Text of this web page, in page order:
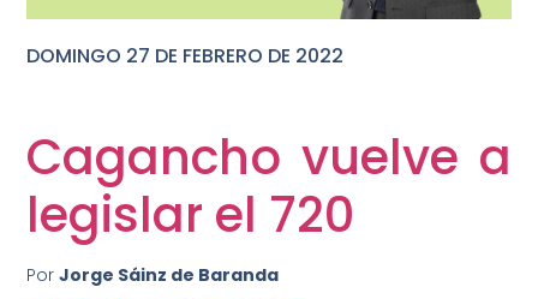
DOMINGO 27 DE FEBRERO DE 2022
Cagancho vuelve a
legislar el 720
PorJorge Sáinz de Baranda